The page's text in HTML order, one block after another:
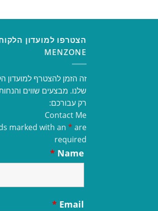
הצטרפו למועדון
MENZONE
זה הזמן להצטרף למועדון
שלנו. מבצעים שווים
רק עבורכם:
Contact Me
marked with an * are
required
Name
*
Email
*